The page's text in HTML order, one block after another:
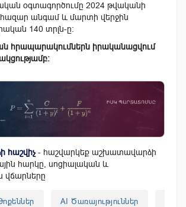
օգտագործումը 2024 թվականի
հազար անգամ և մարտի վերջին
140 տրլն-ը։
հրապարակումներն իրականացվում
հաշվիչ - հաշվարկեք աշխատավարձի
հարկը, սոցիալական և
վճարները
AI Ծառայություններ